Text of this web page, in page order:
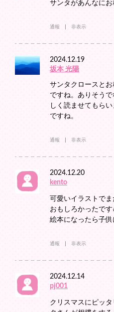
サンタがあんなに
通報 非表示
2024.12.19
坂本 光陽
サンタクロースと
ですね。ありそう
しく読ませてもら
ですね。
通報 非表示
2024.12.20
kento
可愛いイラストで
おもしろかったです
絵本になったら子
通報 非表示
2024.12.14
pj001
クリスマスにピッ